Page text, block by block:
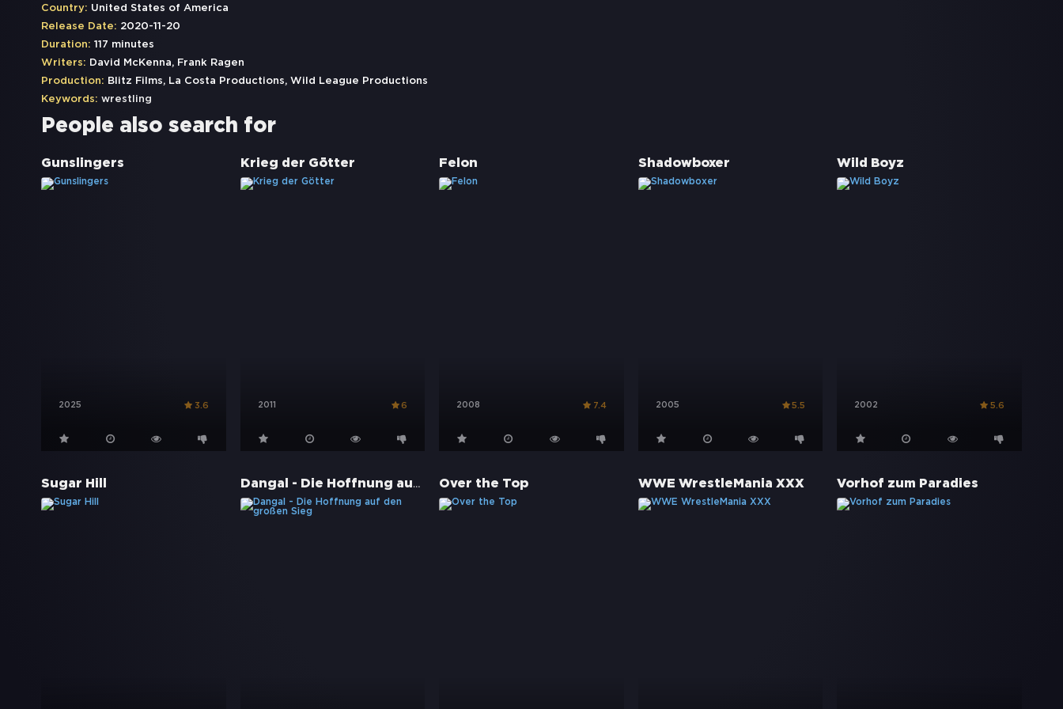
Country: United States of America
Release Date: 2020-11-20
Duration: 117 minutes
Writers: David McKenna, Frank Ragen
Production: Blitz Films, La Costa Productions, Wild League Productions
Keywords: wrestling
People also search for
Gunslingers
2025 3.6
Krieg der Götter
2011 6
Felon
2008 7.4
Shadowboxer
2005 5.5
Wild Boyz
2002 5.6
Sugar Hill Dangal - Die Hoffnung auf den großen Sieg Over the Top WWE WrestleMania XXX Vorhof zum Paradies